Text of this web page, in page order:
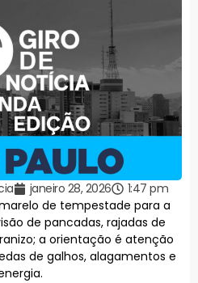
janeiro 28, 2026
1:47 pm
de tempestade para a
de pancadas, rajadas de
a orientação é atenção
de galhos, alagamentos e